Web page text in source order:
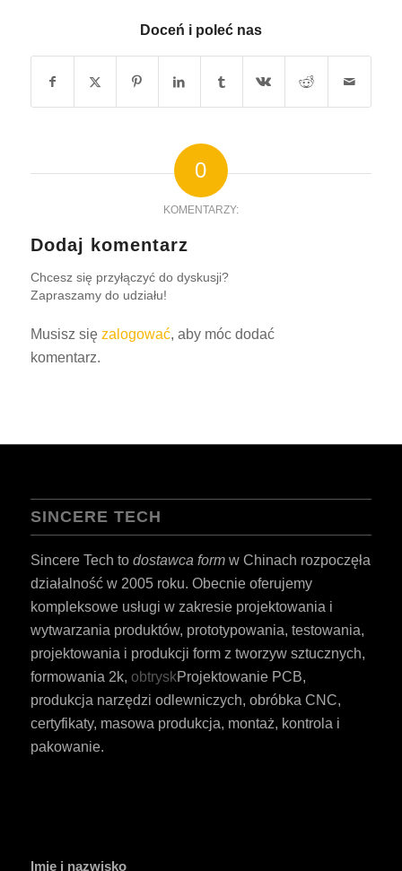
Doceń i poleć nas
0
KOMENTARZY:
Dodaj komentarz
Chcesz się przyłączyć do dyskusji?
Zapraszamy do udziału!
Musisz się zalogować, aby móc dodać
komentarz.
SINCERE TECH
Sincere Tech to dostawca formw Chinach rozpoczęła
działalność w 2005 roku. Obecnie oferujemy
kompleksowe usługi w zakresie projektowania i
wytwarzania produktów, prototypowania, testowania,
projektowania i produkcji form z tworzyw sztucznych,
formowania 2k, obtryskProjektowanie PCB,
produkcja narzędzi odlewniczych, obróbka CNC,
certyfikaty, masowa produkcja, montaż, kontrola i
pakowanie.
Imię i nazwisko